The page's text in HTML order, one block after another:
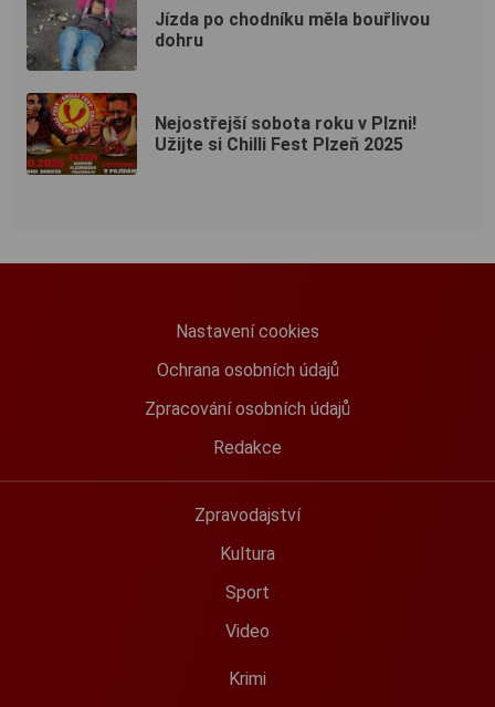
Jízda po chodníku měla bouřlivou
dohru
Nejostřejší sobota roku v Plzni!
Užijte si Chilli Fest Plzeň 2025
Nastavení cookies
Ochrana osobních údajů
Zpracování osobních údajů
Redakce
Zpravodajství
Kultura
Sport
Video
Krimi